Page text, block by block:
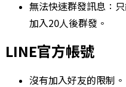
無法快速群發訊息：
加入20人後群發。
LINE官方帳號
沒有加入好友的限制。